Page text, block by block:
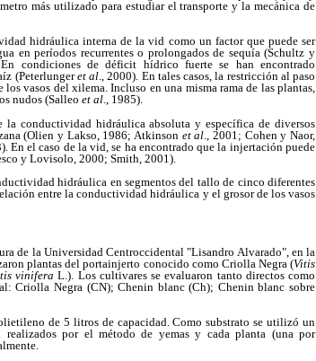
más utilizado para estudiar el transporte y la mecánica de
hidráulica interna de la vid como un factor que puede ser
en períodos recurrentes o prolongados de sequía (Schultz y
condiciones de déficit hídrico fuerte se han encontrado
(Peterlungeret al., 2000). En tales casos, la restricción al paso
vasos del xilema. Incluso en una misma rama de las plantas,
nudos (Salleo et al., 1985).
conductividad hidráulica absoluta y específica de diversos
(Olien y Lakso, 1986; Atkinson et al ., 2001; Cohen y Naor,
En el caso de la vid, se ha encontrado que la injertación puede
y Lovisolo, 2000; Smith, 2001).
hidráulica en segmentos del tallo de cinco diferentes
entre la conductividad hidráulica y el grosor de los vasos
de la Universidad Centroccidental "Lisandro Alvarado", en la
plantas del portainjerto conocido como Criolla Negra (Vitis
vinifera L.). Los cultivares se evaluaron tanto directos como
Criolla Negra (CN); Chenin blanc (Ch); Chenin blanc sobre
de 5 litros de capacidad. Como substrato se utilizó un
por el método de yemas y cada planta (una por